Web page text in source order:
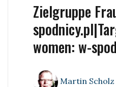
Zielgruppe
women: w-
Author
Martin Scholz